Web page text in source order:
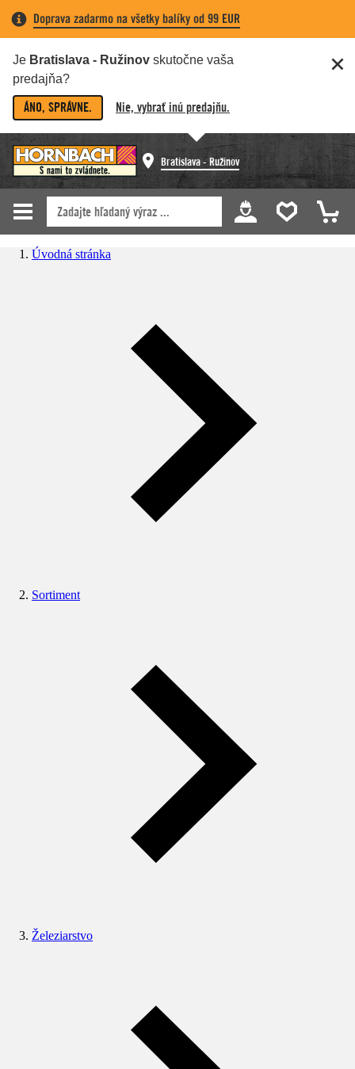
Doprava zadarmo na všetky balíky od 99 EUR
Je Bratislava - Ružinov skutočne vaša
predajňa?
ÁNO, SPRÁVNE. Nie, vybrať inú predajňu.
Bratislava - Ružinov
Úvodná stránka
Sortiment
Železiarstvo